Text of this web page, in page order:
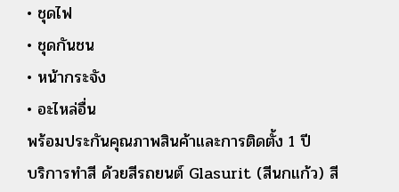
• ชุดไฟ
• ชุดกันชน
• หน้ากระจัง
• อะไหล่อื่น
พร้อมประกันคุณภาพสินค้าและการติดตั้ง 1 ปี
บริการทำสี ด้วยสีรถยนต์ Glasurit (สีนกแก้ว) สี